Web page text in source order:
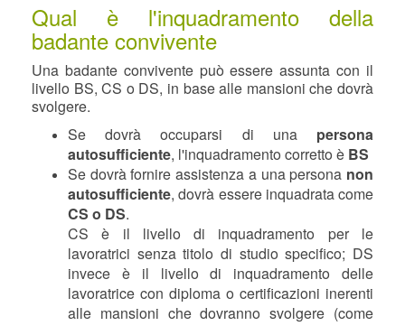
Qual è l'inquadramento della
badante convivente
Una badante convivente può essere assunta con il
livello BS, CS o DS, in base alle mansioni che dovrà
svolgere.
Se dovrà occuparsi di una persona
autosufficiente, l'inquadramento corretto è BS
Se dovrà fornire assistenza a una persona non
autosufficiente, dovrà essere inquadrata come
CS o DS.
CS è il livello di inquadramento per le
lavoratrici senza titolo di studio specifico; DS
invece è il livello di inquadramento delle
lavoratrice con diploma o certificazioni inerenti
alle mansioni che dovranno svolgere (come